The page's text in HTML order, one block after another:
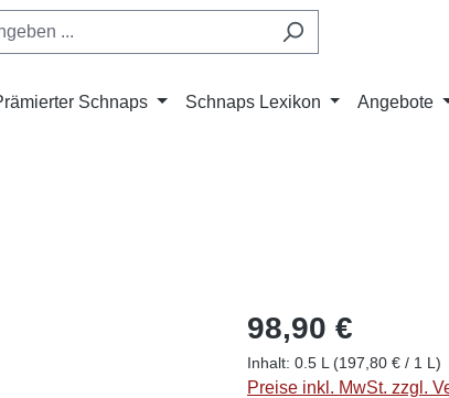
Schnaps Schnaps Lexikon Angebote
98,90 €
Inhalt: 0.5 L (197,80 € / 1 L)
Preise inkl. MwSt. zzgl.